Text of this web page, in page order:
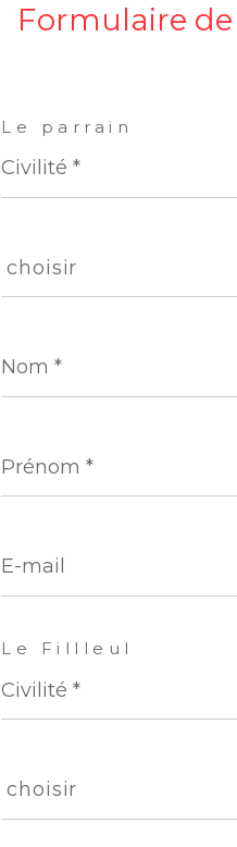
Formulaire
Le parrain
*
choisir
*
*
mail
Le Fillleul
*
choisir